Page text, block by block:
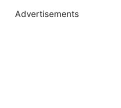
Advertisements